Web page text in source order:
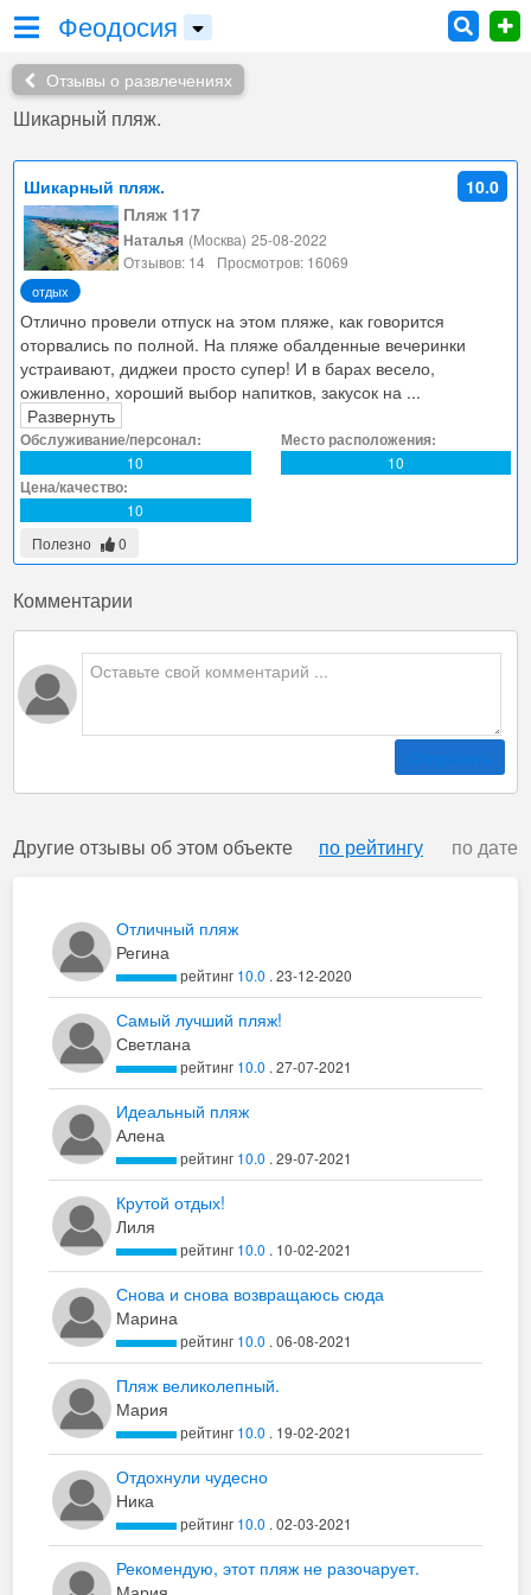
Феодосия
Отзывы о развлечениях
Шикарный пляж.
Шикарный пляж.
10.0
Пляж 117
Наталья (Москва) 25-08-2022
Отзывов: 14
Просмотров: 16069
отдых
Отлично провели отпуск на этом пляже, как говорится
оторвались по полной. На пляже обалденные вечеринки
устраивают, диджеи просто супер! И в барах весело,
оживленно, хороший выбор напитков, закусок на ...
Развернуть
Обслуживание/персонал:
10
Место расположения:
10
Цена/качество:
10
Полезно
0
Комментарии
Отправить
Другие отзывы об этом объекте по рейтингу по дате
Отличный пляж
Регина
рейтинг 10.0 . 23-12-2020
Самый лучший пляж!
Светлана
рейтинг 10.0 . 27-07-2021
Идеальный пляж
Алена
рейтинг 10.0 . 29-07-2021
Крутой отдых!
Лиля
рейтинг 10.0 . 10-02-2021
Снова и снова возвращаюсь сюда
Марина
рейтинг 10.0 . 06-08-2021
Пляж великолепный.
Мария
рейтинг 10.0 . 19-02-2021
Отдохнули чудесно
Ника
рейтинг 10.0 . 02-03-2021
Рекомендую, этот пляж не разочарует.